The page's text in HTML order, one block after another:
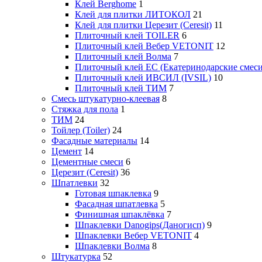
Клей Berghome 1
Клей для плитки ЛИТОКОЛ 21
Клей для плитки Церезит (Ceresit) 11
Плиточный клей TOILER 6
Плиточный клей Вебер VETONIT 12
Плиточный клей Волма 7
Плиточный клей ЕС (Екатеринодарские
Плиточный клей ИВСИЛ (IVSIL) 10
Плиточный клей ТИМ 7
Смесь штукатурно-клеевая 8
Стяжка для пола 1
ТИМ 24
Тойлер (Toiler) 24
Фасадные материалы 14
Цемент 14
Цементные смеси 6
Церезит (Ceresit) 36
Шпатлевки 32
Готовая шпаклевка 9
Фасадная шпатлевка 5
Финишная шпаклёвка 7
Шпаклевки Danogips(Даногисп) 9
Шпаклевки Вебер VETONIT 4
Шпаклевки Волма 8
Штукатурка 52